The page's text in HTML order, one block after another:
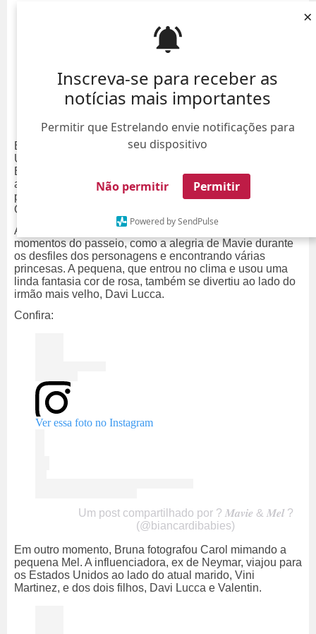
Inscreva-se para receber as
notícias mais importantes
Permitir que Estrelando envie notificações para
seu dispositivo
Não permitir Permitir
Powered by SendPulse
×
Bruna Biancardi e Carol Dantas estão nos Estados
Unidos para acompanhar de perto os jogos da Seleção
Brasileira. A atual esposa e a ex de Neymar Jr.
aproveitaram a última quarta-feira, dia 17, para curtir um
passeio no parque
Magic Kingdom, da Disney, em
Orlando.
Através dos
Bruna compartilhou
momentos do passeio, como a alegria de Mavie durante
os desfiles dos personagens e encontrando várias
princesas. A pequena, que entrou no clima e usou uma
linda fantasia cor de rosa, também se divertiu ao lado do
irmão mais velho, Davi Lucca.
Confira:
Ver essa foto no Instagram
Um post compartilhado por ? 𝑴𝒂𝒗𝒊𝒆 & 𝑴𝒆𝒍 ?
(@biancardibabies)
Em outro momento, Bruna fotografou Carol mimando a
pequena Mel. A influenciadora, ex de Neymar, viajou para
os Estados Unidos ao lado do atual marido, Vini
Martinez, e dos dois filhos, Davi Lucca e Valentin.